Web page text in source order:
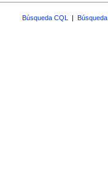
Búsqueda CQL